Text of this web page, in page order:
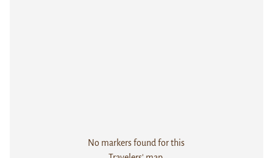
No markers found for this